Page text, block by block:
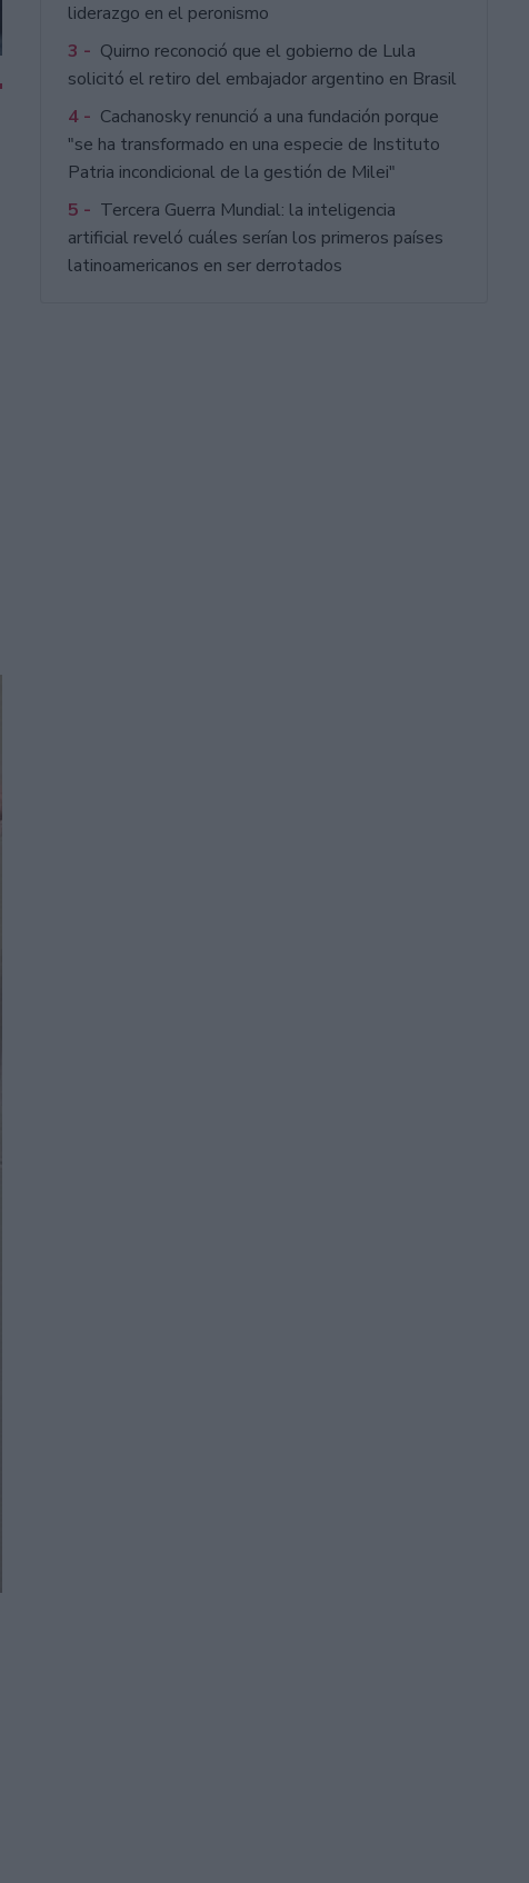
liderazgo en el peronismo
3 - Quirno reconoció que el gobierno de Lula
solicitó el retiro del embajador argentino en Brasil
4 - Cachanosky renunció a una fundación porque
"se ha transformado en una especie de Instituto
Patria incondicional de la gestión de Milei"
5 - Tercera Guerra Mundial: la inteligencia
artificial reveló cuáles serían los primeros países
latinoamericanos en ser derrotados